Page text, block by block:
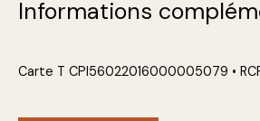
Informations
Carte T CPI56022016000005079 • RCP